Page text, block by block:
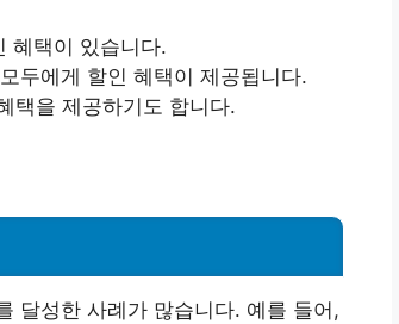
혜택이 있습니다.
두에게 할인 혜택이 제공됩니다.
택을 제공하기도 합니다.
달성한 사례가 많습니다. 예를 들어,